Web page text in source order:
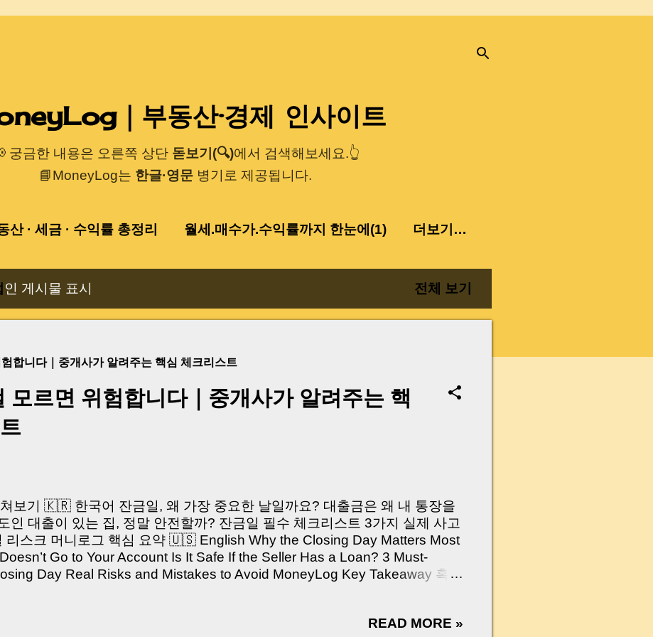
기본 콘텐츠로 건너뛰기
｜부동산·경제 인사이트
궁금한 내용은 오른쪽 상단돋보기(🔍)에서 검색해보세요.👆
📘MoneyLog는 한글·영문 병기로 제공됩니다.
산 · 세금 · 수익률 총정리 월세.매수가.수익률까지 한눈에(1) 더보기…
인 게시물 표시 전체 보기
합니다｜중개사가 알려주는 핵심 체크리스트
모르면 위험합니다｜중개사가 알려주는 핵
보기 🇰🇷 한국어 잔금일, 왜 가장 중요한 날일까요? 대출금은 왜 내 통장을
인 대출이 있는 집, 정말 안전할까? 잔금일 필수 체크리스트 3가지 실제 사고
리스크 머니로그 핵심 요약 🇺🇸 English Why the Closing Day Matters Most
Go to Your Account Is It Safe If the Seller Has a Loan? 3 Must-
Day Real Risks and Mistakes to Avoid MoneyLog Key Takeaway 혹시
이는 가장 긴장되는 순간 입니다. 실제로 제가 중개 현장에서 겪었던 일입니
READ MORE »